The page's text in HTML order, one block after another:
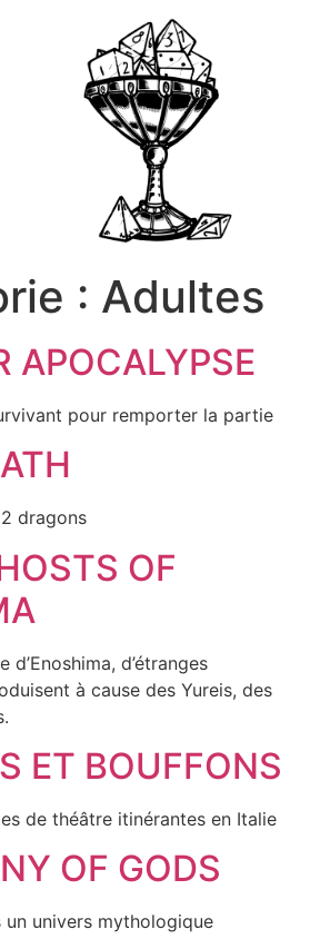
: Adultes
APOCALYPSE
pour remporter la partie
dragons
OF
d’Enoshima, d’étranges
à cause des Yureis, des
ET BOUFFONS
de théâtre itinérantes en Italie
OF GODS
univers mythologique